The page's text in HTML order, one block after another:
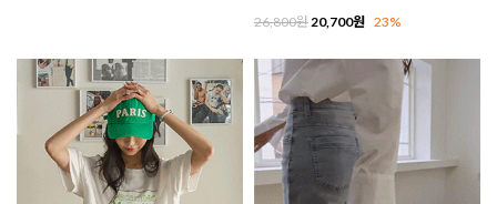
26,800원20,700원 23%